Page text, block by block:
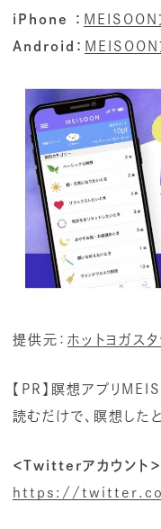
iPhone ： MEISOON
Android： MEISOON
提供元： ホットヨガス
【PR】瞑想アプリ
読むだけで、瞑想した
＜Twitterアカウント＞
https://